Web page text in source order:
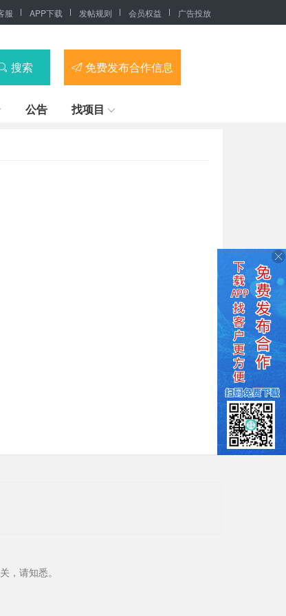
服 APP下载 发帖规则 会员权益 广告投放
搜索 免费发布合作信息
公告 找项目
，请知悉。